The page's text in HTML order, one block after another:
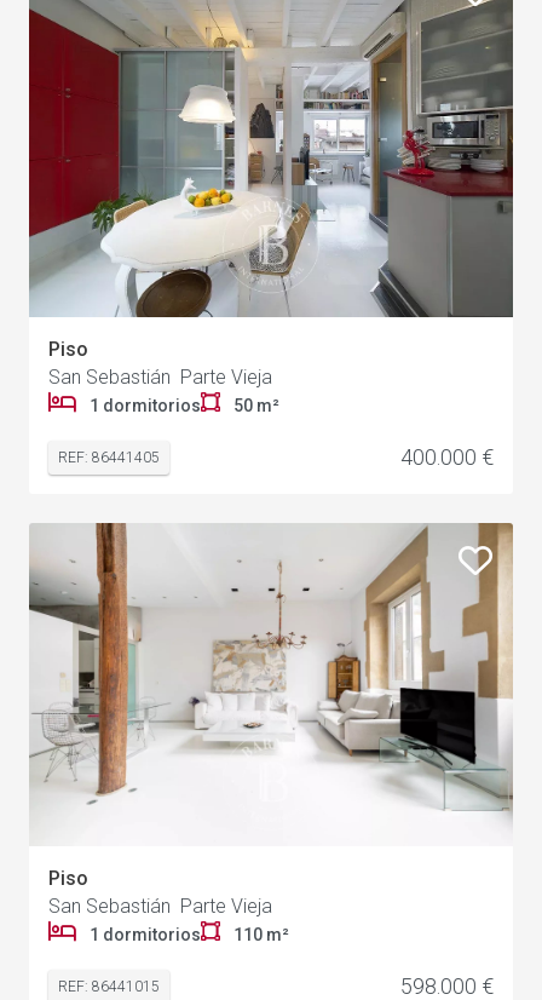
Piso
San Sebastián Parte Vieja
1 dormitorios 50 m²
REF: 86441405 400.000 €
Piso
San Sebastián Parte Vieja
1 dormitorios 110 m²
REF: 86441015 598.000 €